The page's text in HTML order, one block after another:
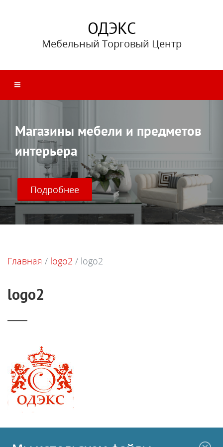
ОДЭКС
Мебельный Торговый Центр
Магазины мебели и предметов
интерьера
Подробнее
Главная / logo2 / logo2
logo2